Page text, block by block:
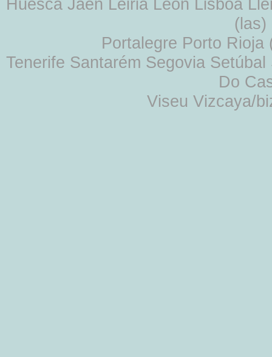
Huesca Jaén Leiria León Lisboa
Portalegre Porto
Tenerife Santarém Segovia
Do
Viseu Vizcaya/